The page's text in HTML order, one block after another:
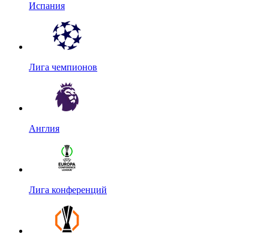
Испания
Лига чемпионов
Англия
Лига конференций